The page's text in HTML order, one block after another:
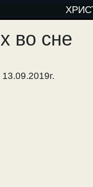
во сне